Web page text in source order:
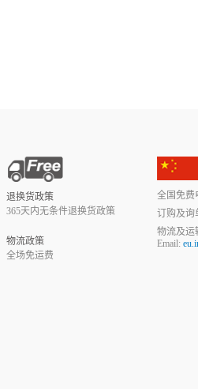
退换货政策
365天内无条件退换货政策
物流政策
全场免运费
全国免费
订购及
物流及
Email: